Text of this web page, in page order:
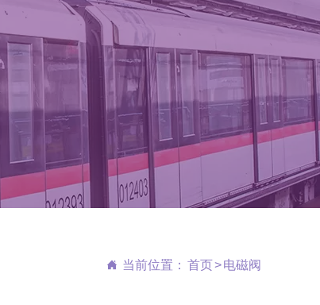
 当前位置： 首页>电磁阀